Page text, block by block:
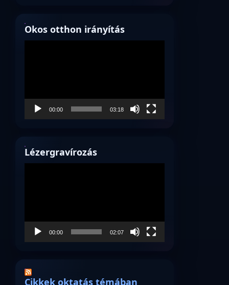
Okos otthon irányítás
00:00 03:18
Lézergravírozás
00:00 02:07
Cikkek oktatás témában